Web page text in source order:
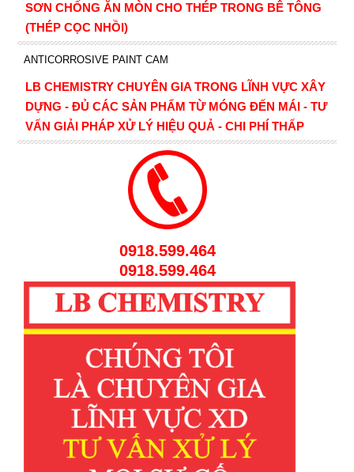
SƠN CHỐNG ĂN MÒN CHO THÉP TRONG BÊ TÔNG
(THÉP CỌC NHỒI)
ANTICORROSIVE PAINT CAM
LB CHEMISTRY CHUYÊN GIA TRONG LĨNH VỰC XÂY
DỰNG - ĐỦ CÁC SẢN PHẨM TỪ MÓNG ĐẾN MÁI - TƯ
VẤN GIẢI PHÁP XỬ LÝ HIỆU QUẢ - CHI PHÍ THẤP
0918.599.464
0918.599.464